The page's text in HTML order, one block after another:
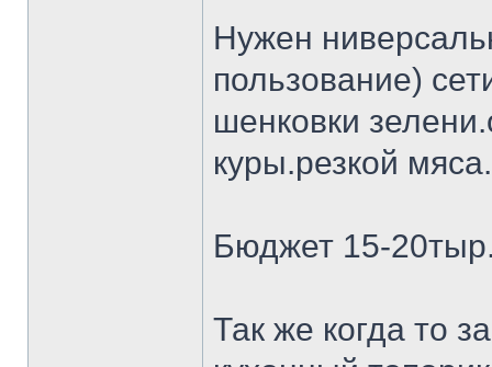
Нужен
пользование)
шенковки
куры.резкой
Бюджет 15-
Так же когда то